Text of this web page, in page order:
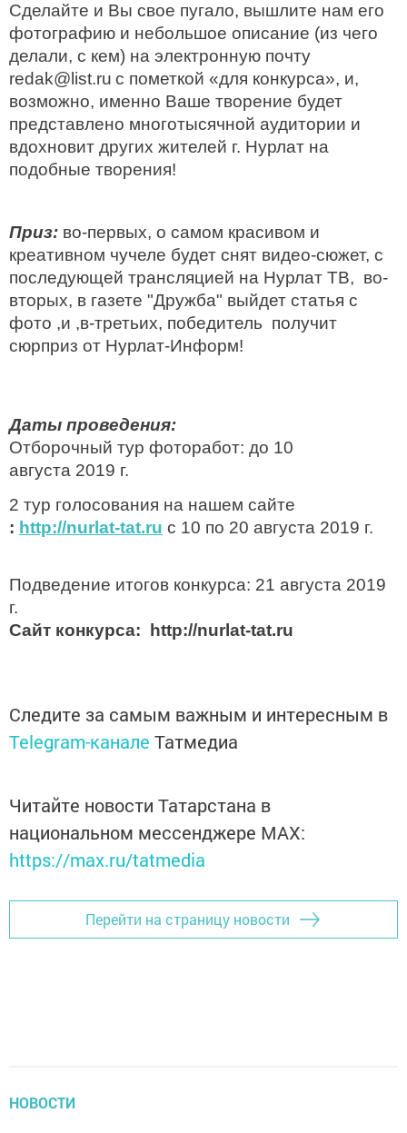
Сделайте и Вы свое пугало, вышлите нам его
фотографию и небольшое описание (из чего
делали, с кем) на электронную почту
redak@list.ru с пометкой «для конкурса», и,
возможно, именно Ваше творение будет
представлено многотысячной аудитории и
вдохновит других жителей г. Нурлат на
подобные творения!
Приз: во-первых, о самом красивом и
креативном чучеле будет снят видео-сюжет, с
последующей трансляцией на Нурлат ТВ, во-
вторых, в газете "Дружба" выйдет статья с
фото ,и ,в-третьих, победитель получит
сюрприз от Нурлат-Информ!
Даты проведения:
Отборочный тур фоторабот: до 10
августа 2019 г.
2 тур голосования на нашем сайте
: http://nurlat-tat.ru с 10 по 20 августа 2019 г.
Подведение итогов конкурса: 21 августа 2019
г.
Сайт конкурса: http://nurlat-tat.ru
Следите за самым важным и интересным в
Telegram-канале Татмедиа
Читайте новости Татарстана в
национальном мессенджере MАХ:
https://max.ru/tatmedia
Перейти на страницу новости
НОВОСТИ